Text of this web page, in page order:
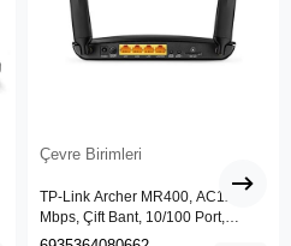
Çevre Birimleri
TP-Link Archer MR400, AC1200
Mbps, Çift Bant, 10/100 Port,
4G/3G SIM Yuvası, Kablosuz 4G